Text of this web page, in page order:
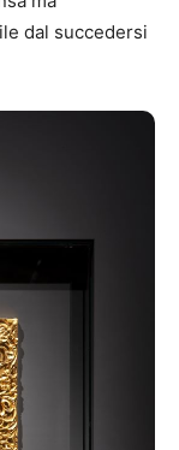
dal succedersi